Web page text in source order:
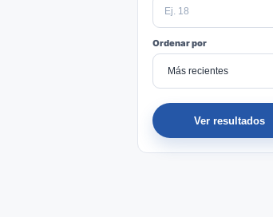
Ordenar por
Ver resultados